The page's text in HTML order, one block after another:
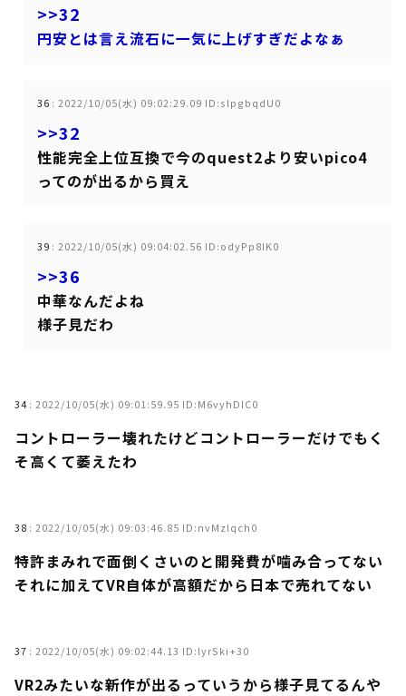
>>32
円安とは言え流石に一気に上げすぎだよなぁ
36 : 2022/10/05(水) 09:02:29.09 ID:slpgbqdU0
>>32
性能完全上位互換で今のquest2より安いpico4
ってのが出るから買え
39 : 2022/10/05(水) 09:04:02.56 ID:odyPp8IK0
>>36
中華なんだよね
様子見だわ
34 : 2022/10/05(水) 09:01:59.95 ID:M6vyhDIC0
コントローラー壊れたけどコントローラーだけでもく
そ高くて萎えたわ
38 : 2022/10/05(水) 09:03:46.85 ID:nvMzlqch0
特許まみれで面倒くさいのと開発費が噛み合ってない
それに加えてVR自体が高額だから日本で売れてない
37 : 2022/10/05(水) 09:02:44.13 ID:lyrSki+30
VR2みたいな新作が出るっていうから様子見てるんや